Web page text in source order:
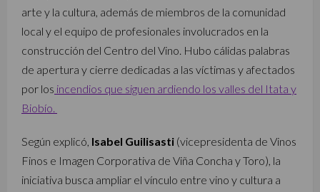
arte y la cultura, además de miembros de la comunidad
local y el equipo de profesionales involucrados en la
construcción del Centro del Vino. Hubo cálidas palabras
de apertura y cierre dedicadas a las víctimas y afectados
por los incendios que siguen ardiendo los valles del Itata y
Biobío.
Según explicó, Isabel Guilisasti (vicepresidenta de Vinos
Finos e Imagen Corporativa de Viña Concha y Toro), la
iniciativa busca ampliar el vínculo entre vino y cultura a